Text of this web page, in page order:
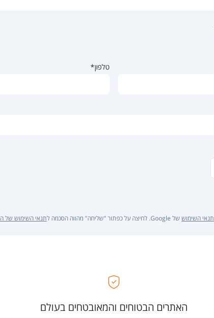
טלפון*
תנאי השימוש של Google. לחיצה על כפתור "שליחה" מהווה הסכמה ל תנאי השימוש של
האתרים הבטוחים והמאובטחים בעולם